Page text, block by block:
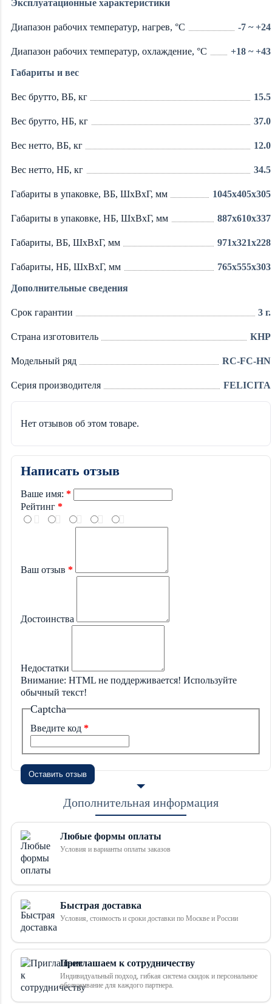
Эксплуатационные характеристики
Диапазон рабочих температур, нагрев, °C -7 ~ +24
Диапазон рабочих температур, охлаждение, °C +18 ~ +43
Габариты и вес
Вес брутто, ВБ, кг 15.5
Вес брутто, НБ, кг 37.0
Вес нетто, ВБ, кг 12.0
Вес нетто, НБ, кг 34.5
Габариты в упаковке, ВБ, ШxВxГ, мм 1045x405x305
Габариты в упаковке, НБ, ШxВxГ, мм 887x610x337
Габариты, ВБ, ШxВxГ, мм 971x321x228
Габариты, НБ, ШxВxГ, мм 765x555x303
Дополнительные сведения
Срок гарантии 3 г.
Страна изготовитель КНР
Модельный ряд RC-FC-HN
Серия производителя FELICITA
Нет отзывов об этом товаре.
Написать отзыв
Ваше имя:
Рейтинг
Ваш отзыв
Достоинства
Недостатки
Внимание: HTML не поддерживается! Используйте
обычный текст!
Captcha
Введите код
Оставить отзыв
Дополнительная информация
Любые формы оплаты
Условия и варианты оплаты заказов
Быстрая доставка
Условия, стоимость и сроки доставки по Москве и России
Приглашаем к сотрудничеству
Индивидуальный подход, гибкая система скидок и персональное
обслуживание для каждого партнера.